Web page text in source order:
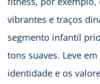
vibrantes e traços
segmento infantil
tons suaves. Leve
identidade e os